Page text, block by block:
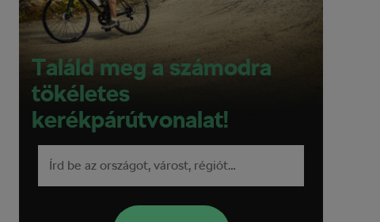
Találd meg a számodra
tökéletes
kerékpárútvonalat!